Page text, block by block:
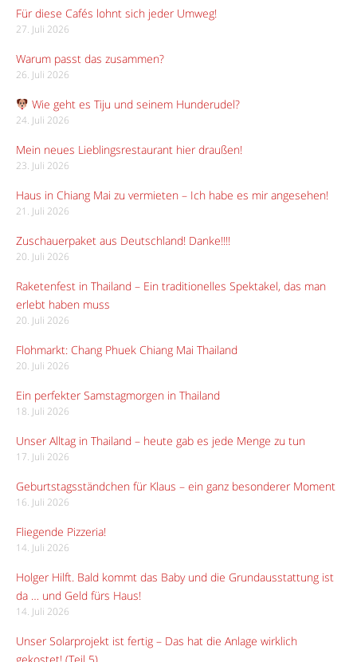
Für diese Cafés lohnt sich jeder Umweg!
27. Juli 2026
Warum passt das zusammen?
26. Juli 2026
Wie geht es Tiju und seinem Hunderudel?
24. Juli 2026
Mein neues Lieblingsrestaurant hier draußen!
23. Juli 2026
Haus in Chiang Mai zu vermieten – Ich habe es mir angesehen!
21. Juli 2026
Zuschauerpaket aus Deutschland! Danke!!!!
20. Juli 2026
Raketenfest in Thailand – Ein traditionelles Spektakel, das man
erlebt haben muss
20. Juli 2026
Flohmarkt: Chang Phuek Chiang Mai Thailand
20. Juli 2026
Ein perfekter Samstagmorgen in Thailand
18. Juli 2026
Unser Alltag in Thailand – heute gab es jede Menge zu tun
17. Juli 2026
Geburtstagsständchen für Klaus – ein ganz besonderer Moment
16. Juli 2026
Fliegende Pizzeria!
14. Juli 2026
Holger Hilft. Bald kommt das Baby und die Grundausstattung ist
da … und Geld fürs Haus!
14. Juli 2026
Unser Solarprojekt ist fertig – Das hat die Anlage wirklich